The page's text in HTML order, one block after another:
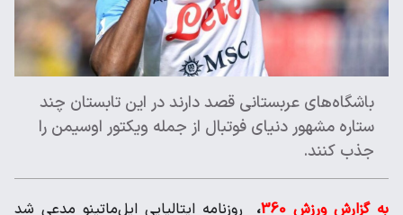
باشگاه‌های عربستانی قصد دارند در این تابستان چند
ستاره مشهور دنیای فوتبال از جمله ویکتور اوسیمن را
جذب کنند.
به گزارش ورزش 360 ، روزنامه ایتالیایی ایل‌ماتینو مدعی شد